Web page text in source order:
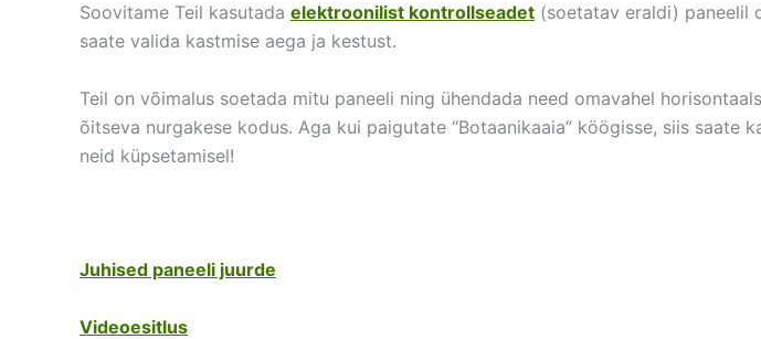
Soovitame Teil kasutada elektroonilist kontrollseadet (soetatav eraldi) paneelil
saate valida kastmise aega ja kestust.
Teil on võimalus soetada mitu paneeli ning ühendada need omavahel
õitseva nurgakese kodus. Aga kui paigutate “Botaanikaaia” köögisse, siis
neid küpsetamisel!
Juhised paneeli juurde
Videoesitlus